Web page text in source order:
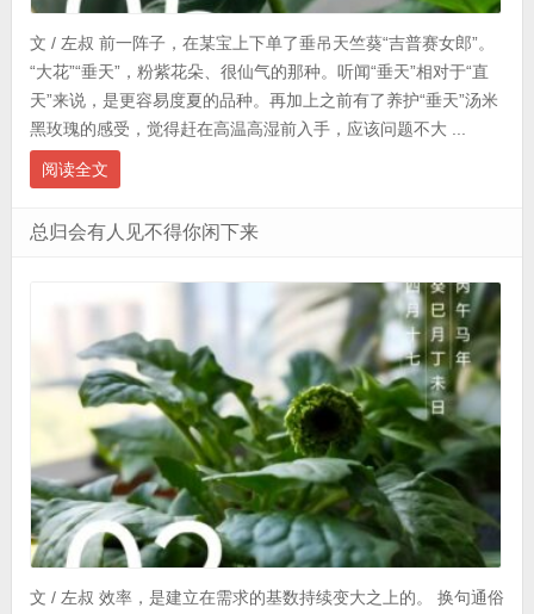
文 / 左叔 前一阵子，在某宝上下单了垂吊天竺葵“吉普赛女郎”。
“大花”“垂天”，粉紫花朵、很仙气的那种。听闻“垂天”相对于“直
天”来说，是更容易度夏的品种。再加上之前有了养护“垂天”汤米
黑玫瑰的感受，觉得赶在高温高湿前入手，应该问题不大 ...
阅读全文
总归会有人见不得你闲下来
文 / 左叔 效率，是建立在需求的基数持续变大之上的。 换句通俗